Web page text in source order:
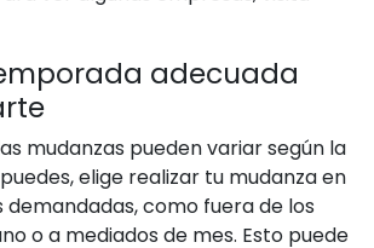
adecuada
mudanzas pueden variar según la
elige realizar tu mudanza en
como fuera de los
o a mediados de mes. Esto puede